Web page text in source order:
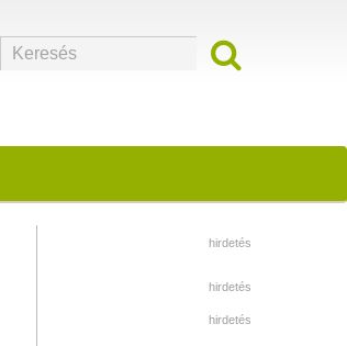
hirdetés
hirdetés
hirdetés